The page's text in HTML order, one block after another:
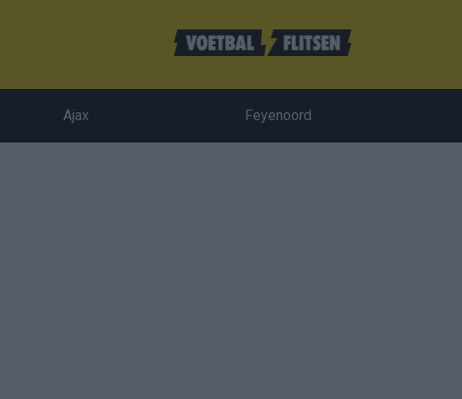
Ajax Feyenoord